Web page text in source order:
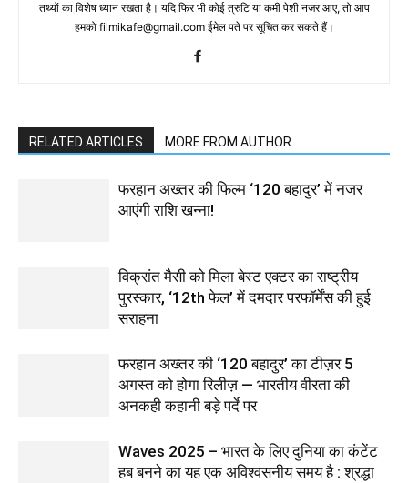
तथ्‍यों का विशेष ध्‍यान रखता है। यदि फिर भी कोई त्रुटि या कमी पेशी नजर आए, तो आप
हमको filmikafe@gmail.com ईमेल पते पर सूचित कर सकते हैं।
RELATED ARTICLES MORE FROM AUTHOR
फरहान अख्तर की फिल्म ‘120 बहादुर’ में नजर
आएंगी राशि खन्ना!
विक्रांत मैसी को मिला बेस्ट एक्टर का राष्ट्रीय
पुरस्कार, ‘12th फेल’ में दमदार परफॉर्मेंस की हुई
सराहना
फरहान अख्तर की ‘120 बहादुर’ का टीज़र 5
अगस्त को होगा रिलीज़ — भारतीय वीरता की
अनकही कहानी बड़े पर्दे पर
Waves 2025 – भारत के लिए दुनिया का कंटेंट
हब बनने का यह एक अविश्वसनीय समय है : श्रद्धा